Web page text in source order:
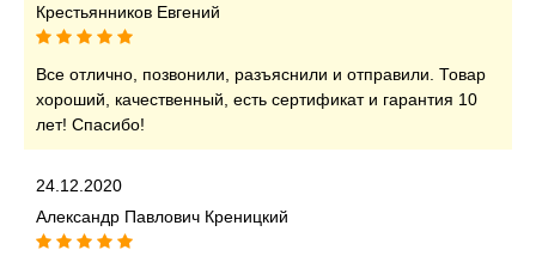
Крестьянников Евгений
Все отлично, позвонили, разъяснили и отправили. Товар
хороший, качественный, есть сертификат и гарантия 10
лет! Спасибо!
24.12.2020
Александр Павлович Креницкий